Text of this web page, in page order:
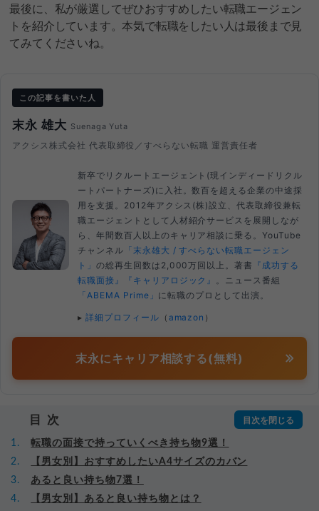
最後に、私が厳選してぜひおすすめしたい転職エージェン
トを紹介しています。本気で転職をしたい人は最後まで見
てみてくださいね。
この記事を書いた人
末永 雄大 Suenaga Yuta
アクシス株式会社 代表取締役／すべらない転職 運営責任者
新卒でリクルートエージェント(現インディードリクル
ートパートナーズ)に入社。数百を超える企業の中途採
用を支援。2012年アクシス(株)設立、代表取締役兼転
職エージェントとして人材紹介サービスを展開しなが
ら、年間数百人以上のキャリア相談に乗る。YouTube
チャンネル 「末永雄大 / すべらない転職エージェン
ト」 の総再生回数は2,000万回以上。著書 『成功する
転職面接』
『キャリアロジック』
。ニュース番組
「ABEMA Prime」 に転職のプロとして出演。
▸ 詳細プロフィール （ amazon ）
末永にキャリア相談する(無料)
目次
転職の面接で持っていくべき持ち物9選！
【男女別】おすすめしたいA4サイズのカバン
あると良い持ち物7選！
【男女別】あると良い持ち物とは？